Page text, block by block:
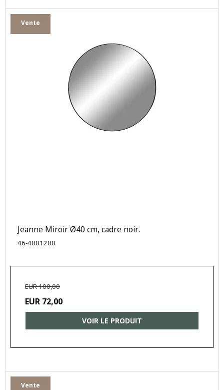
Vente
Jeanne Miroir Ø40 cm, cadre noir.
46-4001200
EUR 100,00
EUR 72,00
VOIR LE PRODUIT
Vente